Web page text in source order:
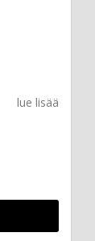
lue lisää